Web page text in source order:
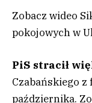
Zobacz wideo
pokojowych w
PiS stracił
Czabańskiego
października.